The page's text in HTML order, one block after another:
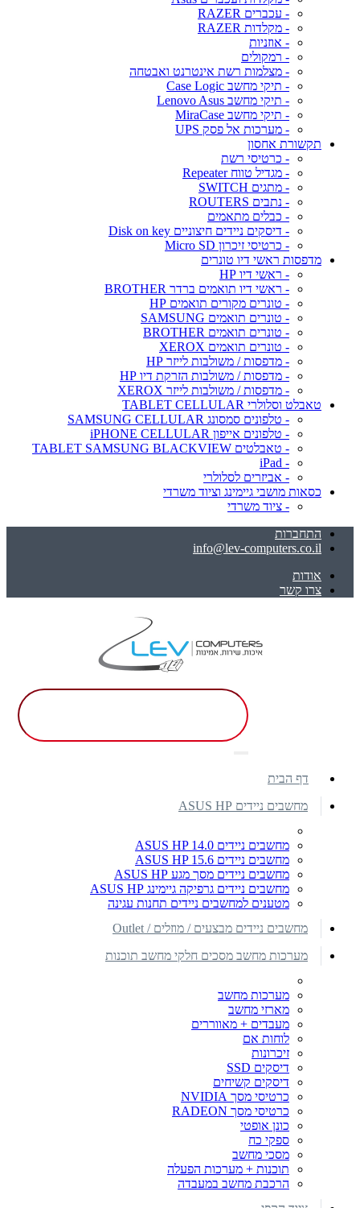
- עכברים RAZER
- מקלדות RAZER
- אוזניות
- רמקולים
- מצלמות רשת אינטרנט ואבטחה
- תיקי מחשב Case Logic
- תיקי מחשב Lenovo Asus
- תיקי מחשב MiraCase
- מערכות אל פסק UPS
תקשורת אחסון
- כרטיסי רשת
- מגדיל טווח Repeater
- מתגים SWITCH
- נתבים ROUTERS
- כבלים מתאמים
- דיסקים ניידים חיצוניים Disk on key
- כרטיסי זיכרון Micro SD
מדפסות ראשי דיו טונרים
- ראשי דיו HP
- ראשי דיו תואמים ברדר BROTHER
- טונרים מקורים תואמים HP
- טונרים תואמים SAMSUNG
- טונרים תואמים BROTHER
- טונרים תואמים XEROX
- מדפסות / משולבות לייזר HP
- מדפסות / משולבות הזרקת דיו HP
- מדפסות / משולבות לייזר XEROX
טאבלט וסלולרי TABLET CELLULAR
- טלפונים סמסונג SAMSUNG CELLULAR
- טלפונים אייפון iPHONE CELLULAR
- טאבלטים TABLET SAMSUNG BLACKVIEW
- iPad
- אביזרים לסלולרי
כסאות מושבי גיימינג וציוד משרדי
- ציוד משרדי
התחברות
info@lev-computers.co.il
אודות
צרו קשר
דף הבית
מחשבים ניידים ASUS HP
מחשבים ניידים ASUS HP 14.0
מחשבים ניידים ASUS HP 15.6
מחשבים ניידים מסך מגע ASUS HP
מחשבים ניידים גרפיקה גיימינג ASUS HP
מטענים למחשבים ניידים תחנות עגינה
מחשבים ניידים מבצעים / מוזלים / Outlet
מערכות מחשב מסכים חלקי מחשב תוכנות
מערכות מחשב
מארזי מחשב
מעבדים + מאווררים
לוחות אם
זיכרונות
דיסקים SSD
דיסקים קשיחים
כרטיסי מסך NVIDIA
כרטיסי מסך RADEON
כונן אופטי
ספקי כח
מסכי מחשב
תוכנות + מערכות הפעלה
הרכבת מחשב במעבדה